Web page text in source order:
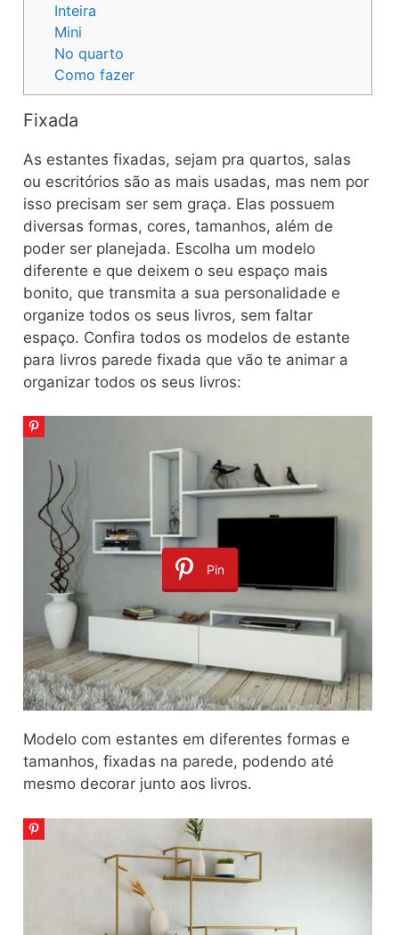
Inteira
Mini
No quarto
Como fazer
Fixada
As estantes fixadas, sejam pra quartos, salas
ou escritórios são as mais usadas, mas nem por
isso precisam ser sem graça. Elas possuem
diversas formas, cores, tamanhos, além de
poder ser planejada. Escolha um modelo
diferente e que deixem o seu espaço mais
bonito, que transmita a sua personalidade e
organize todos os seus livros, sem faltar
espaço. Confira todos os modelos de estante
para livros parede fixada que vão te animar a
organizar todos os seus livros:
Pin
Modelo com estantes em diferentes formas e
tamanhos, fixadas na parede, podendo até
mesmo decorar junto aos livros.